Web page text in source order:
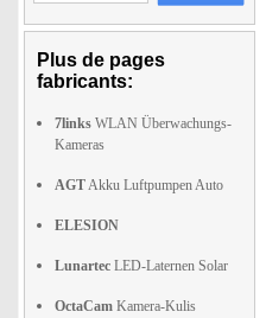
Plus de pages
fabricants:
7links WLAN Überwachungs-
Kameras
AGTAkku Luftpumpen Auto
ELESION
Lunartec LED-Laternen Solar
OctaCam Kamera-Kulis